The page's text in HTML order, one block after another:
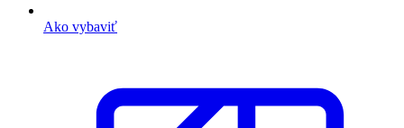
Ako vybaviť